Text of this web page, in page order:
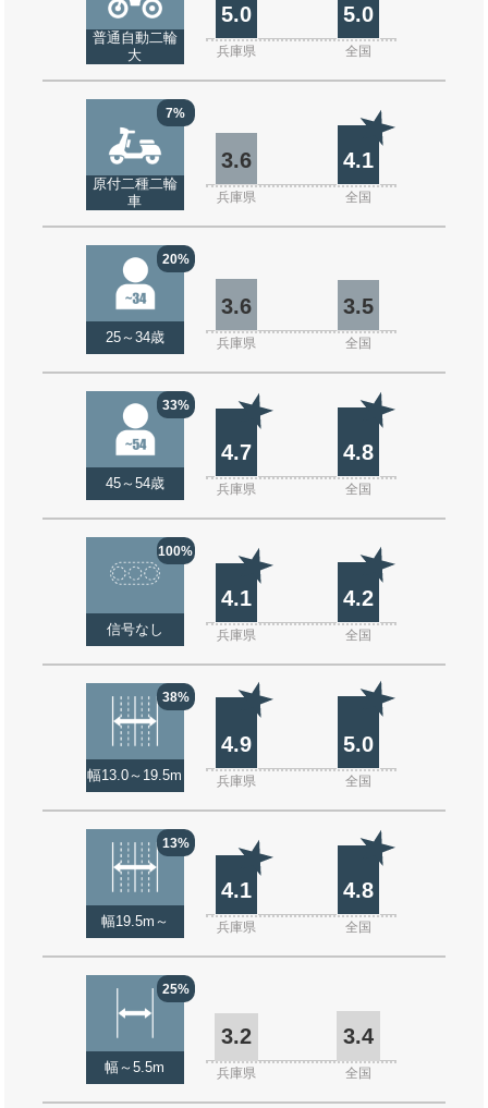
普通自動二輪
大
5.0 5.0
兵庫県 全国
7%
原付二種二輪
車
3.6 4.1
兵庫県 全国
20%
25～34歳
3.6 3.5
兵庫県 全国
33%
45～54歳
4.7 4.8
兵庫県 全国
100%
信号なし
4.1 4.2
兵庫県 全国
38%
幅13.0～19.5m
4.9 5.0
兵庫県 全国
13%
幅19.5m～
4.1 4.8
兵庫県 全国
25%
幅～5.5m
3.2 3.4
兵庫県 全国